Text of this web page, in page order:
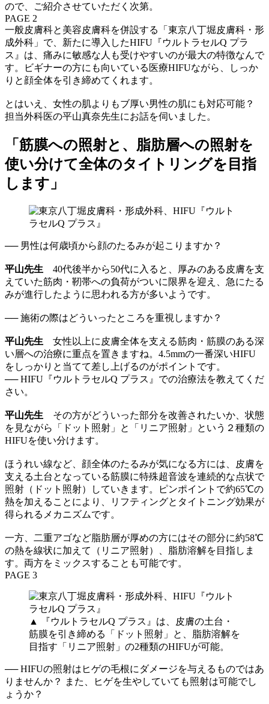
ので、ご紹介させていただく次第。
PAGE 2
一般皮膚科と美容皮膚科を併設する「東京八丁堀皮膚科・形
成外科」で、新たに導入したHIFU『ウルトラセルQ プラ
ス』は、痛みに敏感な人も受けやすいのが最大の特徴なんで
す。ビギナーの方にも向いている医療HIFUながら、しっか
りと顔全体を引き締めてくれます。
とはいえ、女性の肌よりもブ厚い男性の肌にも対応可能？
担当外科医の平山真奈先生にお話を伺いました。
「筋膜への照射と、脂肪層への照射を
使い分けて全体のタイトリングを目指
します」
── 男性は何歳頃から顔のたるみが起こりますか？
平山先生 40代後半から50代に入ると、厚みのある皮膚を支
えていた筋肉・靭帯への負荷がついに限界を迎え、急にたる
みが進行したように思われる方が多いようです。
── 施術の際はどういったところを重視しますか？
平山先生 女性以上に皮膚全体を支える筋肉・筋膜のある深
い層への治療に重点を置きますね。4.5mmの一番深いHIFU
をしっかりと当てて差し上げるのがポイントです。
── HIFU『ウルトラセルQ プラス』での治療法を教えてくだ
さい。
平山先生 その方がどういった部分を改善されたいか、状態
を見ながら「ドット照射」と「リニア照射」という２種類の
HIFUを使い分けます。
ほうれい線など、顔全体のたるみが気になる方には、皮膚を
支える土台となっている筋膜に特殊超音波を連続的な点状で
照射（ドット照射）していきます。ピンポイントで約65℃の
熱を加えることにより、リフティングとタイトニング効果が
得られるメカニズムです。
一方、二重アゴなど脂肪層が厚めの方にはその部分に約58℃
の熱を線状に加えて（リニア照射）、脂肪溶解を目指しま
す。両方をミックスすることも可能です。
PAGE 3
▲ 『ウルトラセルQ プラス』は、皮膚の土台・
筋膜を引き締める「ドット照射」と、脂肪溶解を
目指す「リニア照射」の2種類のHIFUが可能。
── HIFUの照射はヒゲの毛根にダメージを与えるものではあ
りませんか？ また、ヒゲを生やしていても照射は可能でし
ょうか？